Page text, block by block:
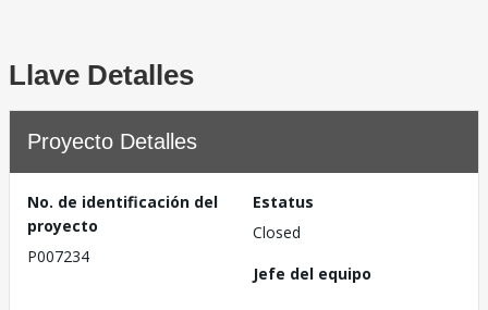
Llave Detalles
Proyecto Detalles
No. de identificación del
proyecto
P007234
Estatus
Closed
Jefe del equipo